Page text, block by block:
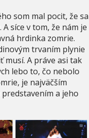
som mal pocit, že sa
síce v tom, že nám je
hrdinka zomrie.
trvaním plynie
musí. A práve asi tak
lebo to, čo nebolo
je najväčším
a jeho